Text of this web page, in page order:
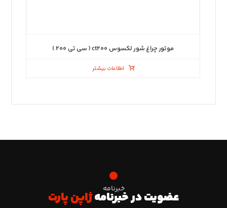
موتور چراغ شور لکسوس ct۲۰۰ ( سی تی ۲۰۰ )
اطلاعات بیشتر
خبرنامه
عضویت در خبرنامهژاپن پارت